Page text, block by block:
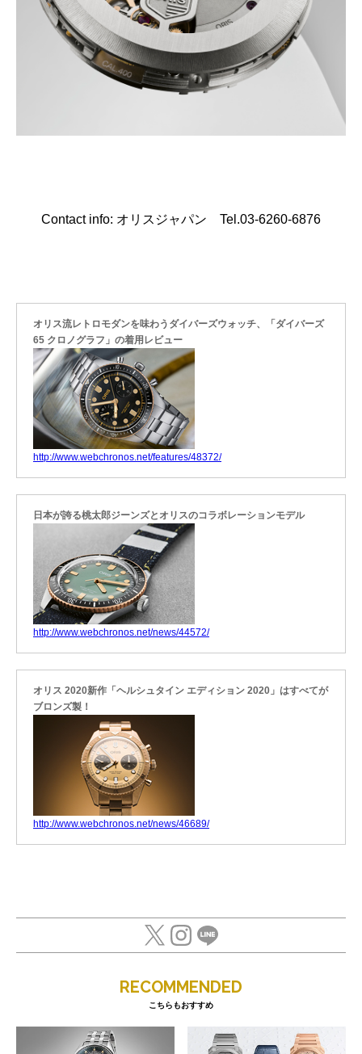
Contact info: オリスジャパン Tel.03-6260-6876
オリス流レトロモダンを味わうダイバーズウォッチ、「ダイバーズ
65 クロノグラフ」の着用レビュー
http://www.webchronos.net/features/48372/
日本が誇る桃太郎ジーンズとオリスのコラボレーションモデル
http://www.webchronos.net/news/44572/
オリス 2020新作「ヘルシュタイン エディション 2020」はすべてが
ブロンズ製！
http://www.webchronos.net/news/46689/
RECOMMENDED
こちらもおすすめ